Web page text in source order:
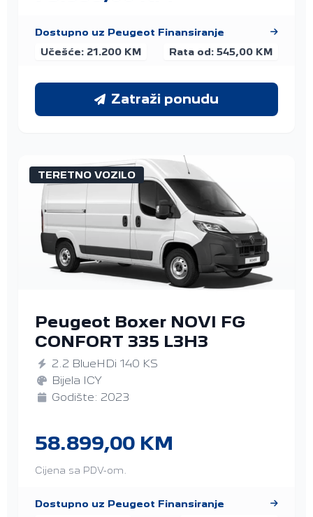
Dostupno uz Peugeot Finansiranje
Učešće: 21.200 KM
Rata od: 545,00 KM
Zatraži ponudu
TERETNO VOZILO
Peugeot Boxer NOVI FG
CONFORT 335 L3H3
2.2 BlueHDi 140 KS
Bijela ICY
Godište: 2023
58.899,00 KM
Cijena sa PDV-om.
Dostupno uz Peugeot Finansiranje